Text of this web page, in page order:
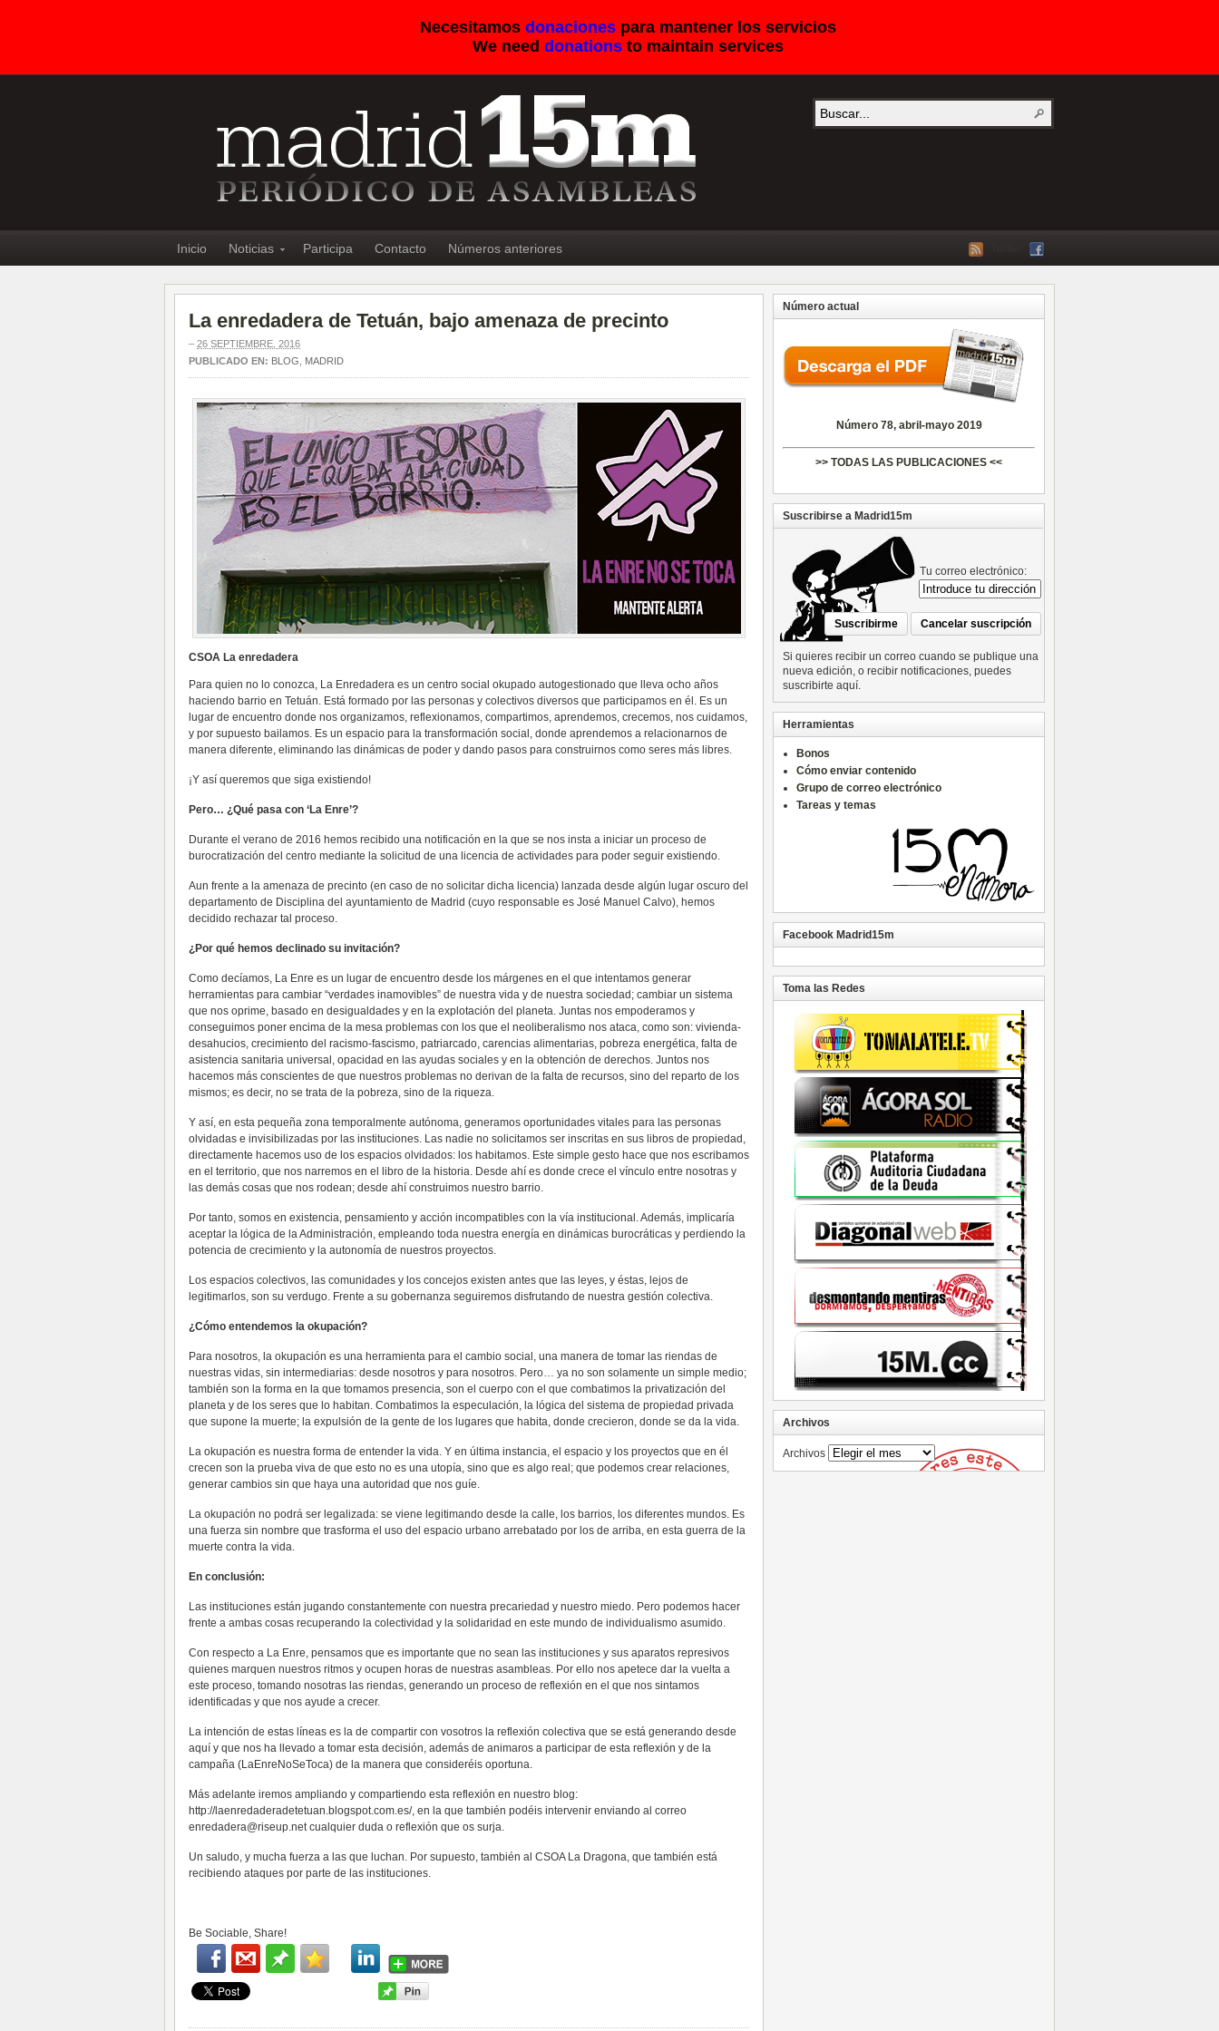
Necesitamos donacionespara mantener los servicios
We need donationsto maintain services
Inicio Noticias Participa Contacto Números anteriores
La enredadera de Tetuán, bajo amenaza de precinto
– 26 SEPTIEMBRE, 2016
PUBLICADO EN: BLOG MADRID
CSOA La enredadera
Para quien no lo conozca, La Enredadera es un centro social okupado autogestionado que lleva ocho años
haciendo barrio en Tetuán. Está formado por las personas y colectivos diversos que participamos en él. Es un
lugar de encuentro donde nos organizamos, reflexionamos, compartimos, aprendemos, crecemos, nos cuidamos,
y por supuesto bailamos. Es un espacio para la transformación social, donde aprendemos a relacionarnos de
manera diferente, eliminando las dinámicas de poder y dando pasos para construirnos como seres más libres.
¡Y así queremos que siga existiendo!
Pero… ¿Qué pasa con ‘La Enre’?
Durante el verano de 2016 hemos recibido una notificación en la que se nos insta a iniciar un proceso de
burocratización del centro mediante la solicitud de una licencia de actividades para poder seguir existiendo.
Aun frente a la amenaza de precinto (en caso de no solicitar dicha licencia) lanzada desde algún lugar oscuro del
departamento de Disciplina del ayuntamiento de Madrid (cuyo responsable es José Manuel Calvo), hemos
decidido rechazar tal proceso.
¿Por qué hemos declinado su invitación?
Como decíamos, La Enre es un lugar de encuentro desde los márgenes en el que intentamos generar
herramientas para cambiar “verdades inamovibles” de nuestra vida y de nuestra sociedad; cambiar un sistema
que nos oprime, basado en desigualdades y en la explotación del planeta. Juntas nos empoderamos y
conseguimos poner encima de la mesa problemas con los que el neoliberalismo nos ataca, como son: vivienda-
desahucios, crecimiento del racismo-fascismo, patriarcado, carencias alimentarias, pobreza energética, falta de
asistencia sanitaria universal, opacidad en las ayudas sociales y en la obtención de derechos. Juntos nos
hacemos más conscientes de que nuestros problemas no derivan de la falta de recursos, sino del reparto de los
mismos; es decir, no se trata de la pobreza, sino de la riqueza.
Y así, en esta pequeña zona temporalmente autónoma, generamos oportunidades vitales para las personas
olvidadas e invisibilizadas por las instituciones. Las nadie no solicitamos ser inscritas en sus libros de propiedad,
directamente hacemos uso de los espacios olvidados: los habitamos. Este simple gesto hace que nos escribamos
en el territorio, que nos narremos en el libro de la historia. Desde ahí es donde crece el vínculo entre nosotras y
las demás cosas que nos rodean; desde ahí construimos nuestro barrio.
Por tanto, somos en existencia, pensamiento y acción incompatibles con la vía institucional. Además, implicaría
aceptar la lógica de la Administración, empleando toda nuestra energía en dinámicas burocráticas y perdiendo la
potencia de crecimiento y la autonomía de nuestros proyectos.
Los espacios colectivos, las comunidades y los concejos existen antes que las leyes, y éstas, lejos de
legitimarlos, son su verdugo. Frente a su gobernanza seguiremos disfrutando de nuestra gestión colectiva.
¿Cómo entendemos la okupación?
Para nosotros, la okupación es una herramienta para el cambio social, una manera de tomar las riendas de
nuestras vidas, sin intermediarias: desde nosotros y para nosotros. Pero… ya no son solamente un simple medio;
también son la forma en la que tomamos presencia, son el cuerpo con el que combatimos la privatización del
planeta y de los seres que lo habitan. Combatimos la especulación, la lógica del sistema de propiedad privada
que supone la muerte; la expulsión de la gente de los lugares que habita, donde crecieron, donde se da la vida.
La okupación es nuestra forma de entender la vida. Y en última instancia, el espacio y los proyectos que en él
crecen son la prueba viva de que esto no es una utopía, sino que es algo real; que podemos crear relaciones,
generar cambios sin que haya una autoridad que nos guíe.
La okupación no podrá ser legalizada: se viene legitimando desde la calle, los barrios, los diferentes mundos. Es
una fuerza sin nombre que trasforma el uso del espacio urbano arrebatado por los de arriba, en esta guerra de la
muerte contra la vida.
En conclusión:
Las instituciones están jugando constantemente con nuestra precariedad y nuestro miedo. Pero podemos hacer
frente a ambas cosas recuperando la colectividad y la solidaridad en este mundo de individualismo asumido.
Con respecto a La Enre, pensamos que es importante que no sean las instituciones y sus aparatos represivos
quienes marquen nuestros ritmos y ocupen horas de nuestras asambleas. Por ello nos apetece dar la vuelta a
este proceso, tomando nosotras las riendas, generando un proceso de reflexión en el que nos sintamos
identificadas y que nos ayude a crecer.
La intención de estas líneas es la de compartir con vosotros la reflexión colectiva que se está generando desde
aquí y que nos ha llevado a tomar esta decisión, además de animaros a participar de esta reflexión y de la
campaña (LaEnreNoSeToca) de la manera que consideréis oportuna.
Más adelante iremos ampliando y compartiendo esta reflexión en nuestro blog:
http://laenredaderadetetuan.blogspot.com.es/, en la que también podéis intervenir enviando al correo
enredadera@riseup.netcualquier duda o reflexión que os surja.
Un saludo, y mucha fuerza a las que luchan. Por supuesto, también al CSOA La Dragona, que también está
recibiendo ataques por parte de las instituciones.
Be Sociable, Share!
Número actual
Número 78, abril-mayo 2019
>> TODAS LAS PUBLICACIONES <<
Suscribirse a Madrid15m
Tu correo electrónico:
Si quieres recibir un correo cuando se publique una
nueva edición, o recibir notificaciones, puedes
suscribirte aquí.
Herramientas
Bonos
Cómo enviar contenido
Grupo de correo electrónico
Tareas y temas
Facebook Madrid15m
Toma las Redes
Archivos
Archivos